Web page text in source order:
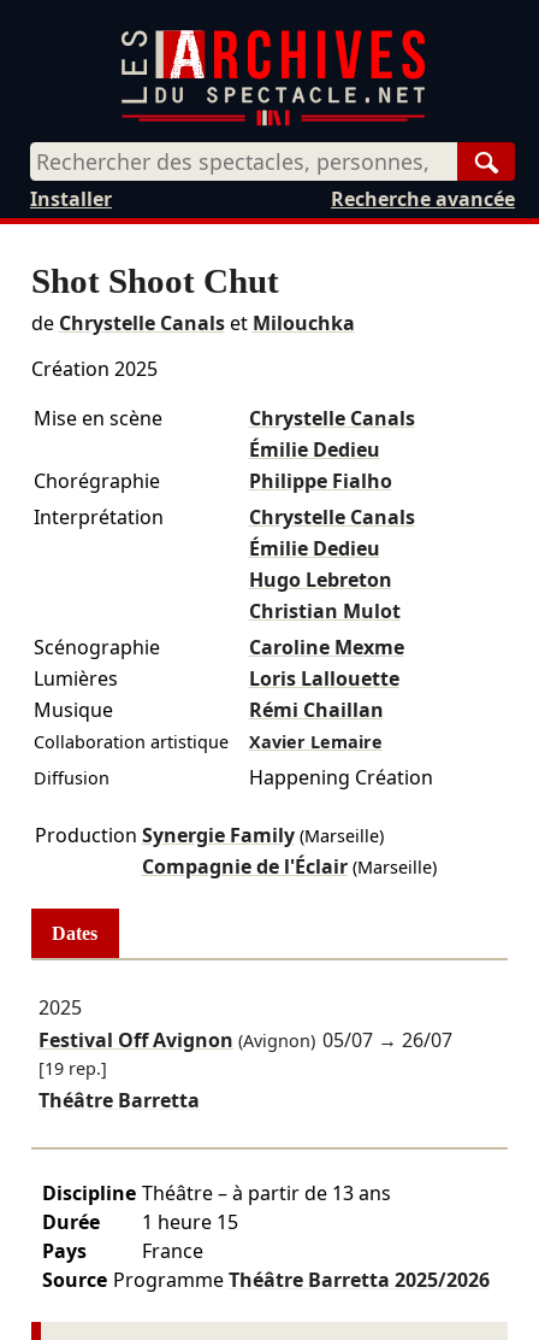
Recherche avancée
Installer
Shot Shoot Chut
de Chrystelle Canalset Milouchka
Création 2025
Mise en scène
Chrystelle Canals
Émilie Dedieu
Chorégraphie
Philippe Fialho
Interprétation
Chrystelle Canals
Émilie Dedieu
Hugo Lebreton
Christian Mulot
Scénographie
Caroline Mexme
Lumières
Loris Lallouette
Musique
Rémi Chaillan
Collaboration artistique
Xavier Lemaire
Diffusion
Happening Création
Production Synergie Family(Marseille)
Compagnie de l'Éclair(Marseille)
Dates
2025
Festival Off Avignon (Avignon) 05/07 →26/07
[19 rep.]
Théâtre Barretta
Discipline Théâtre – à partir de 13 ans
Durée
1 heure 15
Pays
France
Source ProgrammeThéâtre Barretta 2025/2026